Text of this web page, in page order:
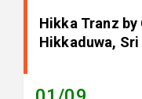
Hikka Tranz by
Hikkaduwa, Sri